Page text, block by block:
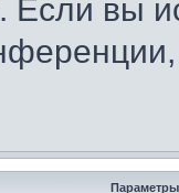
Если вы
Параметры